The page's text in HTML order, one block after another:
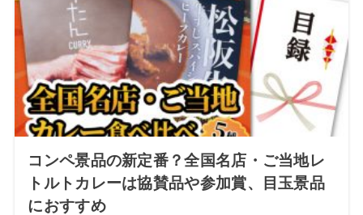
コンペ景品の新定番？全国名店・ご当地レ
トルトカレーは協賛品や参加賞、目玉景品
におすすめ